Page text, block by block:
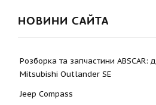
НОВИНИ САЙТА
Розборка та запчастини ABSCAR:
Mitsubishi Outlander SE
Jeep Compass